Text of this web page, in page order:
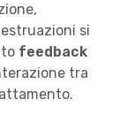
si
feedback
tra